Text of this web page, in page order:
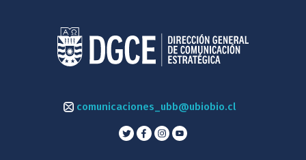
comunicaciones_ubb@ubiobio.cl